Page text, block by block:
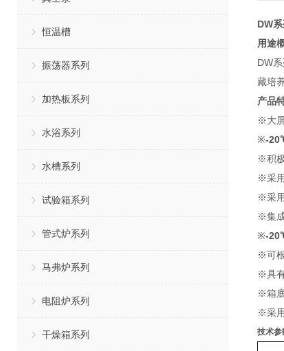
恒温槽
振荡器系列
加热板系列
水浴系列
水槽系列
试验箱系列
管式炉系列
马弗炉系列
电阻炉系列
干燥箱系列
DW
用途
DW
藏培
产品
※大
※-
※积
※采
※采
※集
※-
※可
※具
※箱
※采
技术参